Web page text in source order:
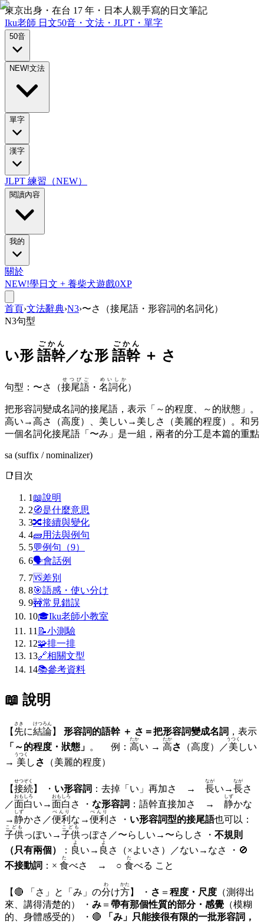
東京出身・在台 17 年・日本人親手寫的日文筆記
Iku老師 日文50音・文法・JLPT・單字
50音
NEW!文法
單字
漢字
JLPT 練習（NEW）
閱讀內容
我的
關於
NEW!學日文 + 養柴犬遊戲0XP
首頁›文法辭典›N3›〜さ（接尾語・形容詞的名詞化）
N3句型
い形語幹
ごかん
／な形語幹
ごかん
＋ さ
句型 ： 〜さ（接尾語
せつびご
・ 名詞化
めいしか
）
把形容詞變成名詞的接尾語，表示「～的程度、～的狀態」。
高い→高さ（高度）、美しい→美しさ（美麗的程度）。和另
一個名詞化接尾語「〜み」是一組，兩者的分工是本篇的重點
sa (suffix / nominalizer)
📑 目次
1 📖說明
2🧭是什麼意思
3🔀接續與變化
4🧱用法與例句
5💬例句（9）
6🗣會話例
7🆚差別
8🎯語感・使い分け
9🚧常見錯誤
10🎓Iku老師小教室
11 📝小測驗
12🧩排一排
13🔗相關文型
14📚參考資料
📖 說明
【 先
さき
に結論
けつろん
】 形容詞的語幹 ＋ さ＝把形容詞變成名詞 ，表示
「～的程度・狀態」 。 例： 高
たか
い → 高
たか
さ （高度）／美
うつく
しい
→ 美
うつく
し さ （美麗的程度）
【接続
せつぞく
】 ・ い形容詞 ：去掉「い」再加さ → 長
なが
い→長
なが
さ
／面白
おもしろ
い→面白
おもしろ
さ ・ な形容詞 ：語幹直接加さ → 静
しず
かな
→静
しず
かさ／便利
べんり
な→便利
べんり
さ ・ い形容詞型的接尾語也可以：
子供
こども
っぽい→子供
こども
っぽさ／〜らしい→〜らしさ ・ 不規則
（只有兩個）
： 良
よ
い→ 良
よ
さ（×よいさ）／ない→なさ ・🚫
不接動詞 ：× 食
た
べさ → ○ 食
た
べる こと
【🔴 「さ」と「み」の分
わ
け方
かた
】 ・ さ ＝ 程度・尺度 （測得出
來、講得清楚的） ・ み ＝ 帶有那個性質的部分・感覺 （模糊
的、身體感受的） ・🔴
「み」只能接很有限的一批形容詞，